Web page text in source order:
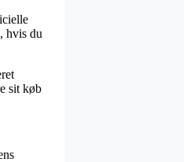
hvis du
sit køb